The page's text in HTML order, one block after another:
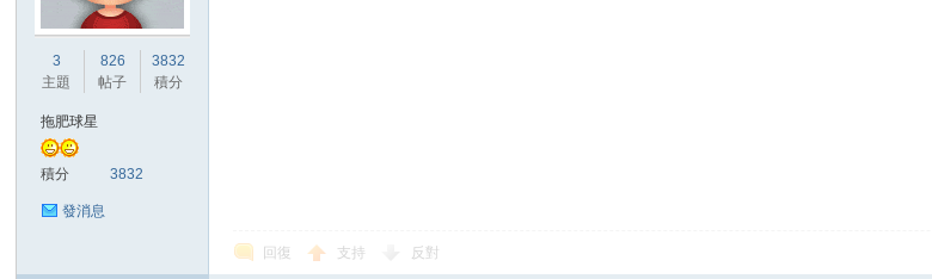
3
主題
826
帖子
3832
積分
拖肥球星
積分 3832
發消息
回復 支持 反對